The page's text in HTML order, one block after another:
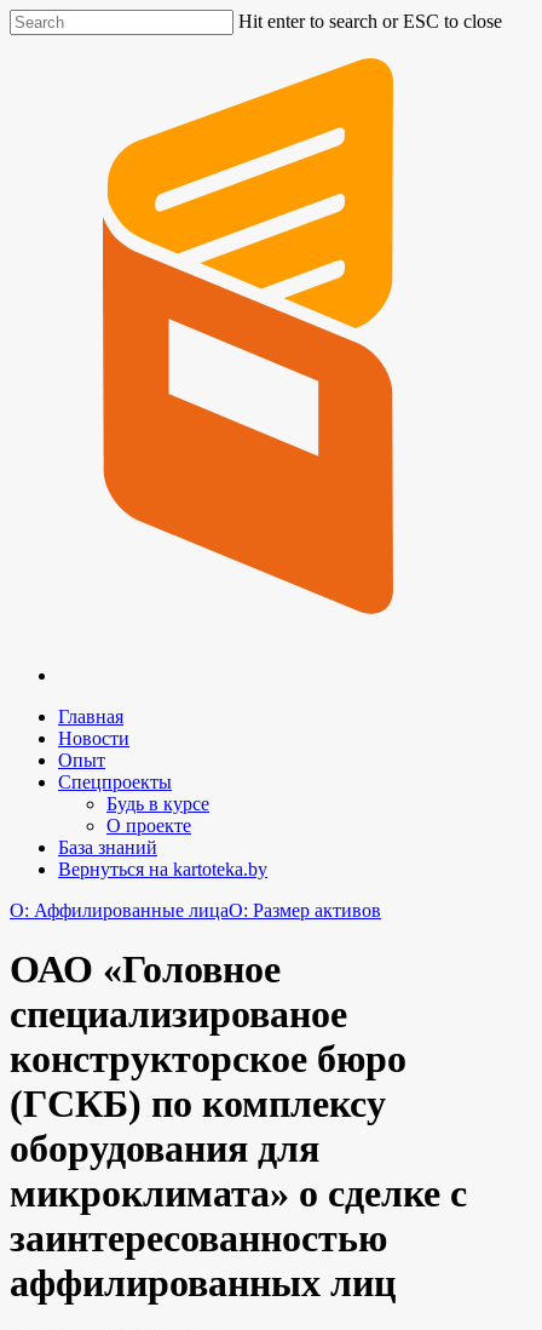
Hit enter to search or ESC to close
Главная
Новости
Опыт
Спецпроекты
Будь в курсе
О проекте
База знаний
Вернуться на kartoteka.by
O: Аффилированные лицаO: Размер активов
ОАО «Головное
специализированое
конструкторское бюро
(ГСКБ) по комплексу
оборудования для
микроклимата» о сделке с
заинтересованностью
аффилированных лиц